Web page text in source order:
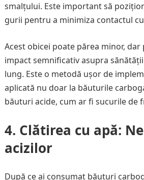
smalțului. Este important să
gurii pentru a minimiza contactul
Acest obicei poate părea minor, dar
impact semnificativ asupra
lung. Este o metodă ușor de
aplicată nu doar la băuturile
băuturi acide, cum ar fi sucurile de
4. Clătirea cu apă:
acizilor
După ce ai consumat băuturi